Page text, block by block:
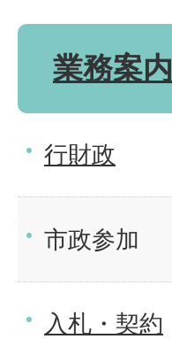
業務案内
行財政
市政参加
入札・契約